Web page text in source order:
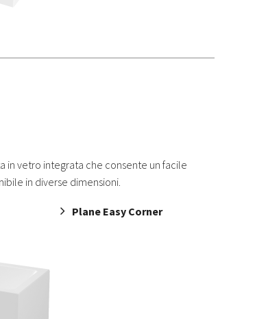
in vetro integrata che consente un facile
in diverse dimensioni.
Plane Easy Corner